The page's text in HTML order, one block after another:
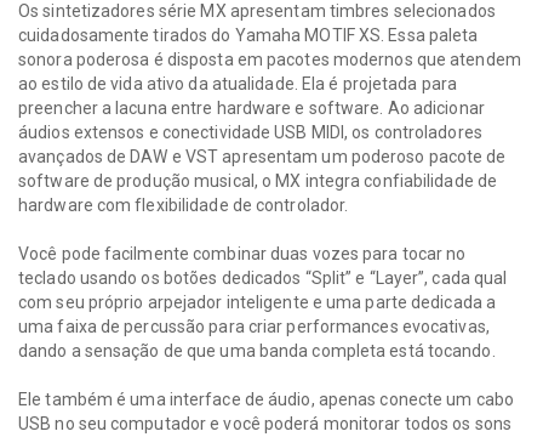
Os sintetizadores série MX apresentam timbres selecionados
cuidadosamente tirados do Yamaha MOTIF XS. Essa paleta
sonora poderosa é disposta em pacotes modernos que atendem
ao estilo de vida ativo da atualidade. Ela é projetada para
preencher a lacuna entre hardware e software. Ao adicionar
áudios extensos e conectividade USB MIDI, os controladores
avançados de DAW e VST apresentam um poderoso pacote de
software de produção musical, o MX integra confiabilidade de
hardware com flexibilidade de controlador.
Você pode facilmente combinar duas vozes para tocar no
teclado usando os botões dedicados “Split” e “Layer”, cada qual
com seu próprio arpejador inteligente e uma parte dedicada a
uma faixa de percussão para criar performances evocativas,
dando a sensação de que uma banda completa está tocando.
Ele também é uma interface de áudio, apenas conecte um cabo
USB no seu computador e você poderá monitorar todos os sons